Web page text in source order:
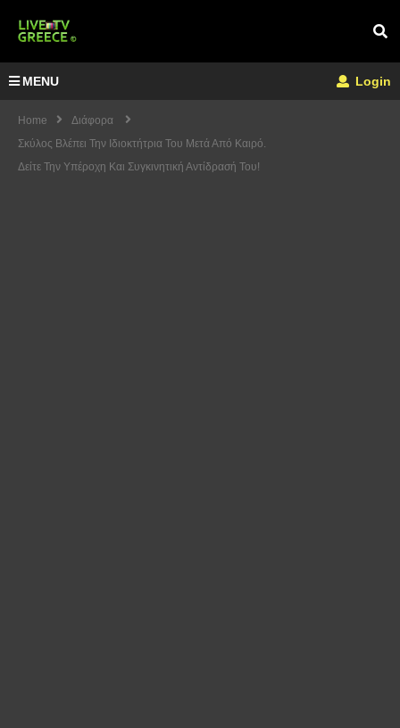
MENU Login
Home
Διάφορα
Σκύλος Βλέπει Την Ιδιοκτήτρια Του Μετά Από Καιρό.
Δείτε Την Υπέροχη Και Συγκινητική Αντίδρασή Του!